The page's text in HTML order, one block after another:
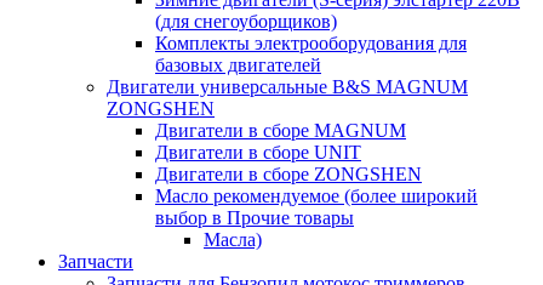
(для снегоуборщиков)
Комплекты электрооборудования для
базовых двигателей
Двигатели универсальные B&S MAGNUM
ZONGSHEN
Двигатели в сборе MAGNUM
Двигатели в сборе UNIT
Двигатели в сборе ZONGSHEN
Масло рекомендуемое (более широкий
выбор в Прочие товары
Масла)
Запчасти